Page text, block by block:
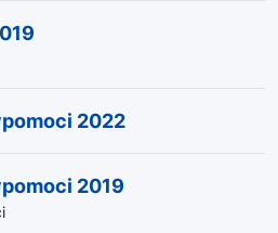
2022
2019